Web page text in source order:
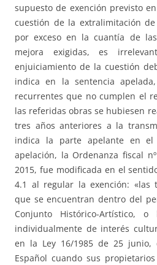
supuesto de exención previsto
cuestión de la extralimitación
por exceso en la cuantía de
mejora exigidas, es
enjuiciamiento de la cuestión
indica en la sentencia
recurrentes que no cumplen el
las referidas obras se hubiesen
tres años anteriores a la
indica la parte apelante en
apelación, la Ordenanza fiscal
2015, fue modificada en el
4.1 al regular la exención: «las
que se encuentran dentro del
Conjunto Histórico-Artístico, o
individualmente de interés
en la Ley 16/1985 de 25 junio,
Español cuando sus